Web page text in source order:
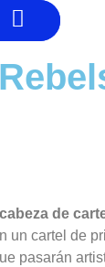
de
cartel de
pasarán